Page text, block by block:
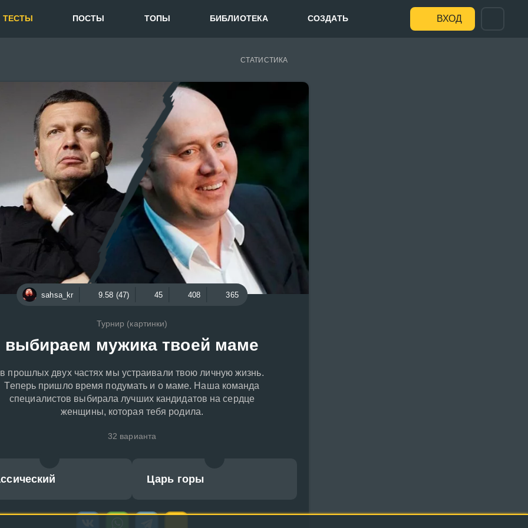
ТЕСТЫ ПОСТЫ ТОПЫ БИБЛИОТЕКА СОЗДАТЬ ВХОД
СТАТИСТИКА
sahsa_kr 9.58 (47) 45 408 365
Турнир (картинки)
выбираем мужика твоей маме
в прошлых двух частях мы устраивали твою личную жизнь.
Теперь пришло время подумать и о маме. Наша команда
специалистов выбирала лучших кандидатов на сердце
женщины, которая тебя родила.
32 варианта
Царь горы